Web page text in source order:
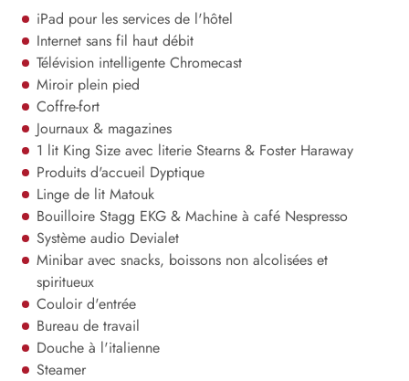
iPad pour les services de l'hôtel
Internet sans fil haut débit
Télévision intelligente Chromecast
Miroir plein pied
Coffre-fort
Journaux & magazines
1 lit King Size avec literie Stearns & Foster Haraway
Produits d'accueil Dyptique
Linge de lit Matouk
Bouilloire Stagg EKG & Machine à café Nespresso
Système audio Devialet
Minibar avec snacks, boissons non alcolisées et
spiritueux
Couloir d'entrée
Bureau de travail
Douche à l'italienne
Steamer